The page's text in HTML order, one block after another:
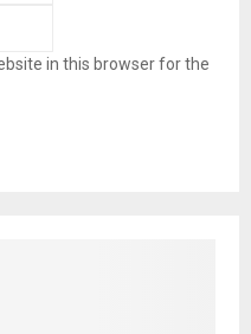
in this browser for the